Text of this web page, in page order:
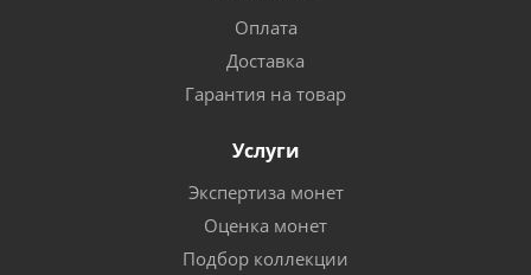
Оплата
Доставка
Гарантия на товар
Услуги
Экспертиза монет
Оценка монет
Подбор коллекции